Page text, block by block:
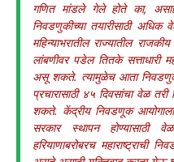
गणित मांडले गेले होते का,
निवडणुकीच्या तयारीसाठी
महिन्याभरातील राज्यातील
लांबणीवर पडेल तितके सत्ताधारी
असू शकते. त्यामुळेच आता
प्रचारासाठी ४५ दिवसांचा वेळ
शकते. केंद्रीय निवडणूक
सरकार स्थापन होण्यासाठी
हरियाणाबरोबरच